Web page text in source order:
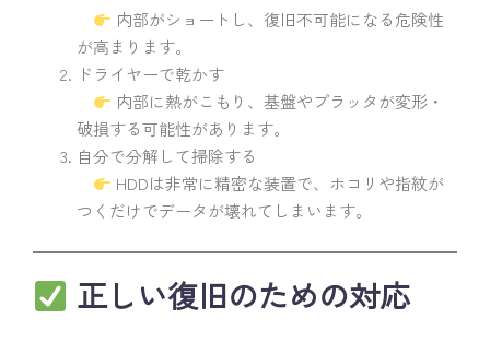
内部がショートし、復旧不可能になる危険性
が高まります。
ドライヤーで乾かす
内部に熱がこもり、基盤やプラッタが変形・
破損する可能性があります。
自分で分解して掃除する
HDDは非常に精密な装置で、ホコリや指紋が
つくだけでデータが壊れてしまいます。
正しい復旧のための対応